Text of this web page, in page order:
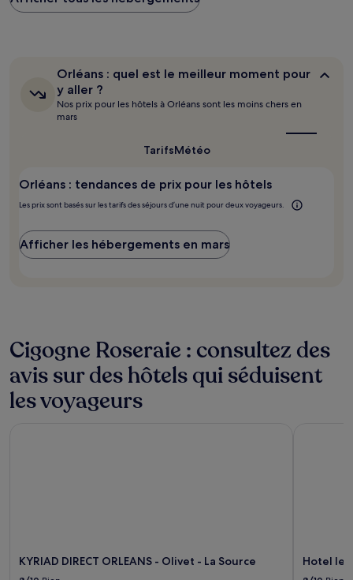
trouvé
24 dernières
nuit
2 adultes.
prix
changer.
Des
conditions
supplémentaires
peuvent
s’appliquer.
Orléans :
quel
est
le
meilleur
Orléans : quel est le meilleur moment pour
y aller ?
Nos prix pour les hôtels à Orléans sont les moins chers en
mars
TarifsMétéo
Orléans : tendances de prix pour les hôtels
Les prix sont basés sur les tarifs des séjours d’une nuit pour deux voyageurs.
Afficher les hébergements en mars
Cigogne Roseraie : consultez des
avis sur des hôtels qui séduisent
les voyageurs
KYRIAD DIRECT ORLEANS - Olivet - La Source Hotel les